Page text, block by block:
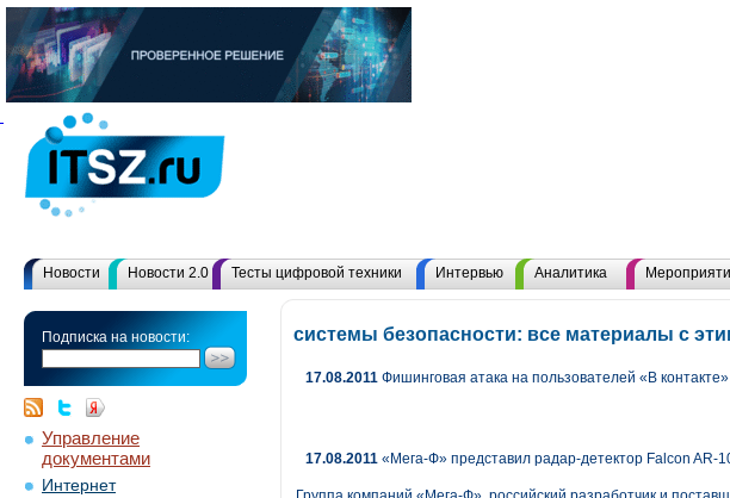
Новости Новости 2.0 Тесты цифровой техники Интервью Аналитика
Подписка на новости:
Управление
документами
Интернет
системы безопасности: все материалы с
17.08.2011 Фишинговая атака на пользователей «В контакте»
17.08.2011 «Мега-Ф» представил радар-детектор Falcon AR-